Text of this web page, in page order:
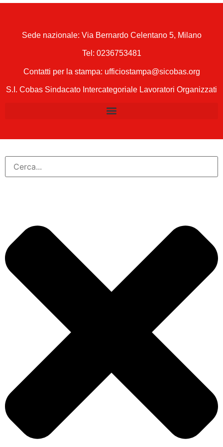
Sede nazionale: Via Bernardo Celentano 5, Milano
Tel: 0236753481
Contatti per la stampa: ufficiostampa@sicobas.org
S.I. Cobas Sindacato Intercategoriale Lavoratori Organizzati